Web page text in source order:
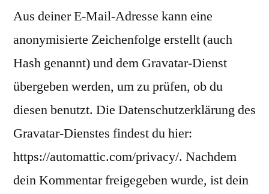
Aus deiner E-Mail-Adresse kann eine
anonymisierte Zeichenfolge erstellt (auch
Hash genannt) und dem Gravatar-Dienst
übergeben werden, um zu prüfen, ob du
diesen benutzt. Die Datenschutzerklärung des
Gravatar-Dienstes findest du hier:
https://automattic.com/privacy/. Nachdem
dein Kommentar freigegeben wurde, ist dein